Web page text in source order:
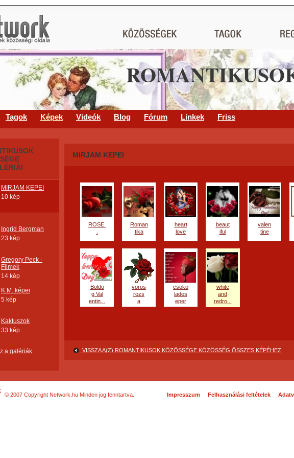
Tagok Képek Videók Blog Fórum Linkek Friss
MIRJAM KEPEI
10 kép
Ingrid Bergman
23 kép
Gregory Peck -
Filmek
14 kép
K.M. képei
5 kép
Kaktuszok
33 kép
a galériák
MIRJAM KEPEI
ROSE.
Roman
tika
heart
love
beaut
iful
valen
tine
Boldo
g Val
entin...
voros
rozs
a
csoko
lades
eper
white
and
redro...
VISSZA A(Z) ROMANTIKUSOK KÖZÖSSÉGE KÖZÖSSÉG ÖSSZES KÉPÉHEZ
© 2007 Copyright Network.hu Minden jog fenntartva. Impresszum Felhasználási feltételek